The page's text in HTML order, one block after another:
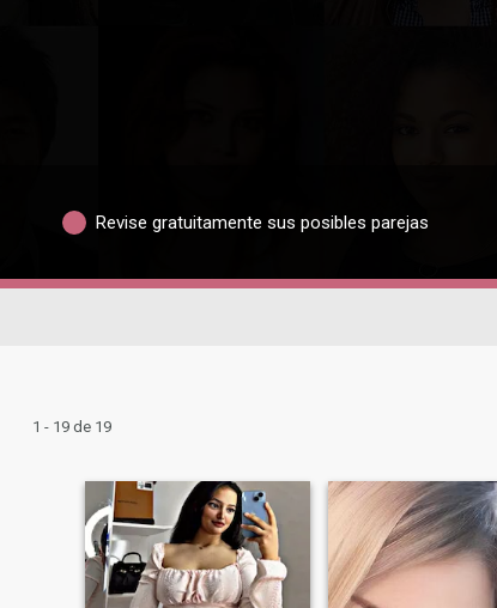
Revise gratuitamente sus posibles parejas
1 - 19 de 19